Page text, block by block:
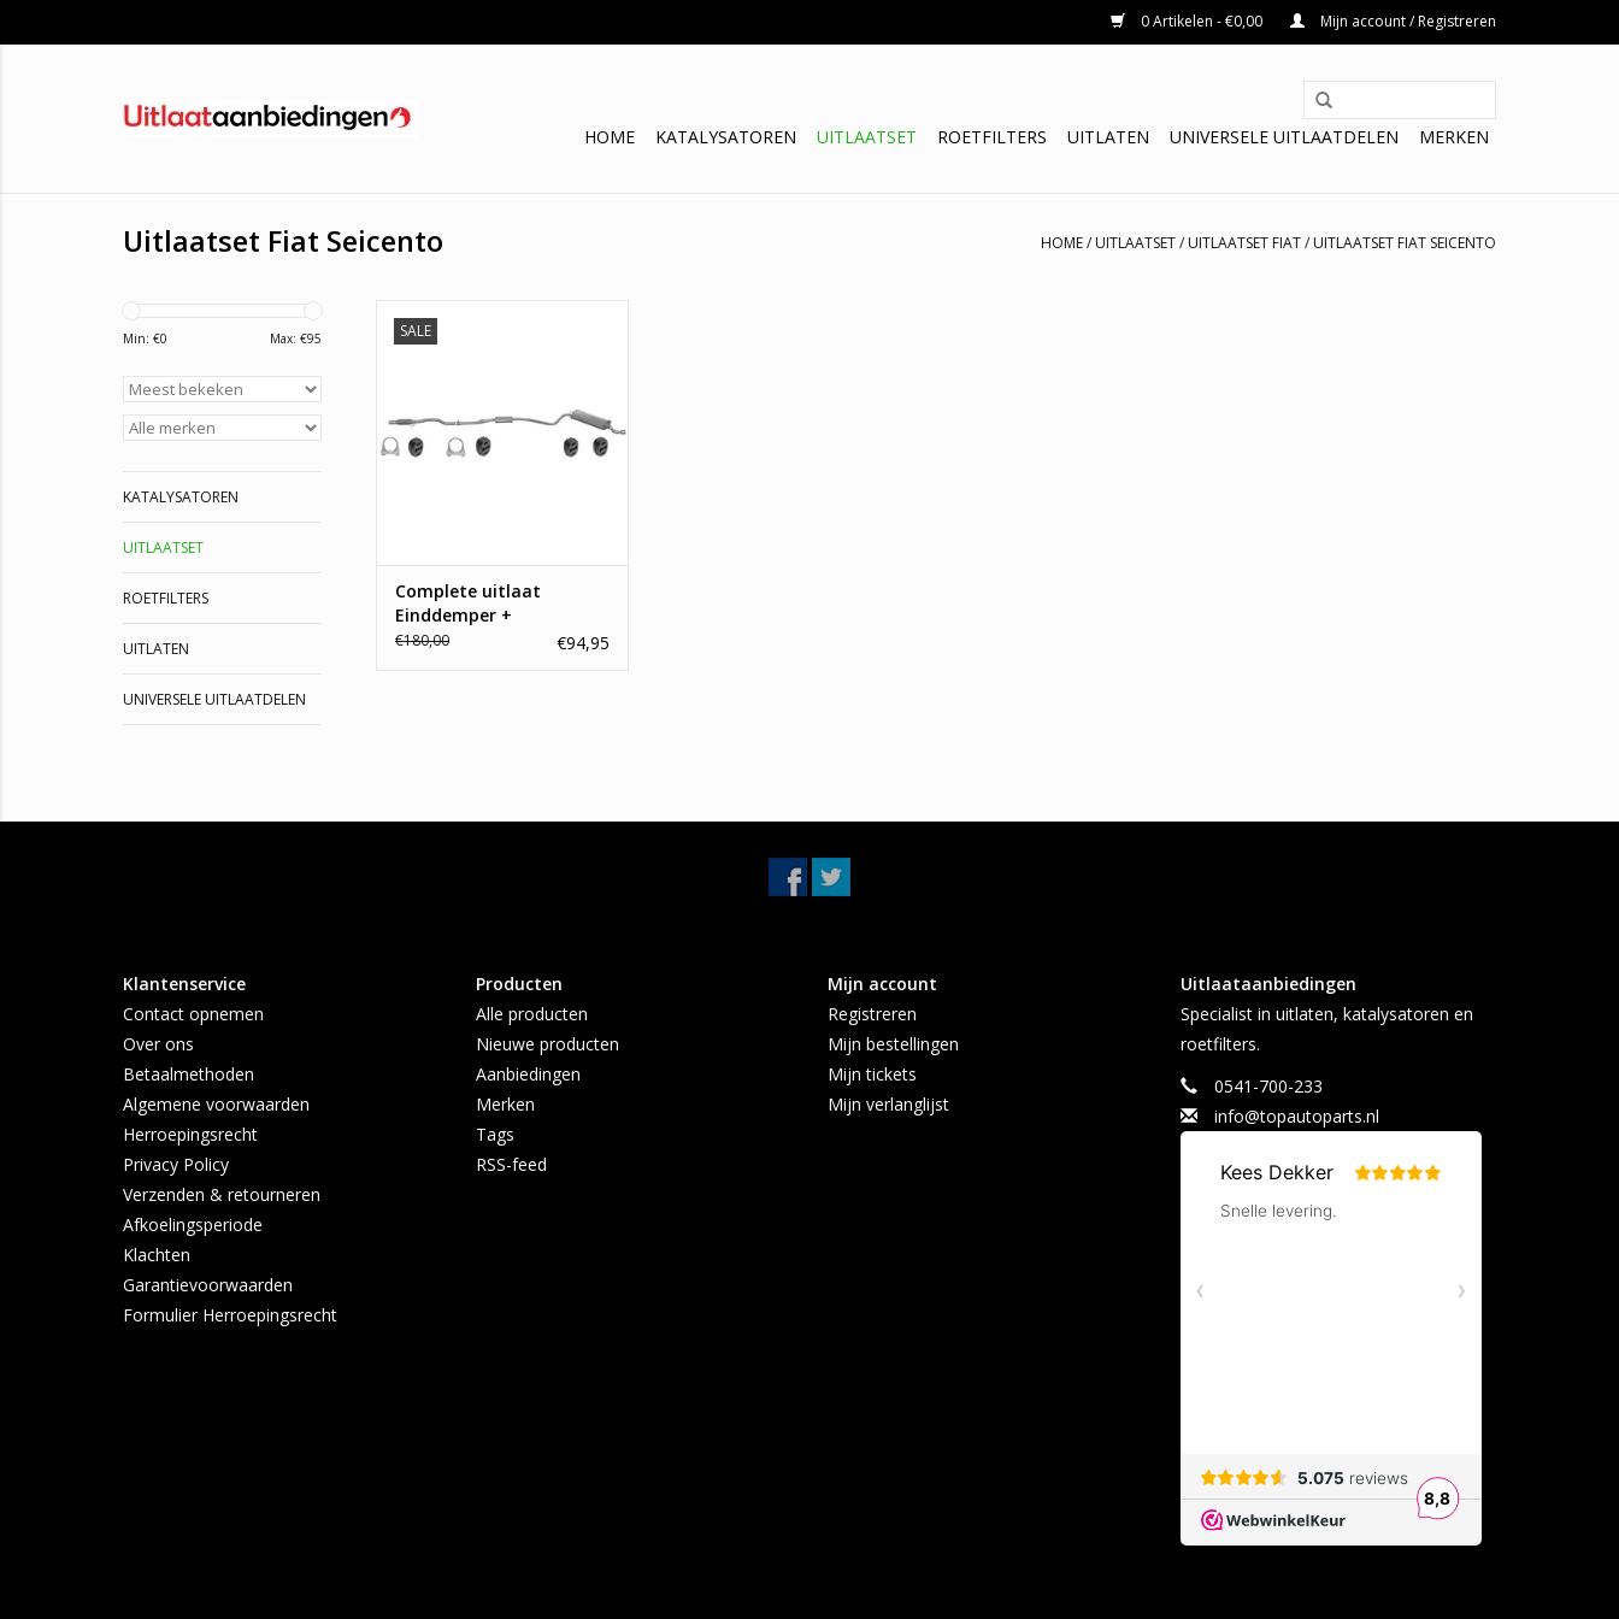
0 Artikelen - €0,00 Mijn account / Registreren
HOME KATALYSATOREN UITLAATSET ROETFILTERS UITLATEN UNIVERSELE UITLAATDELEN MERKEN
Uitlaatset Fiat Seicento HOME/ UITLAATSET/ UITLAATSET FIAT/ UITLAATSET FIAT SEICENTO
Min: €0 Max: €95
KATALYSATOREN
UITLAATSET
ROETFILTERS
UITLATEN
UNIVERSELE UITLAATDELEN
SALE
Goedkope uitlaat voor de Fiat
montagematerialen gratis.
TOEVOEGEN AAN WINKELWAGEN
Complete uitlaat
Einddemper +
middenpijp Fiat Seicento
€180,00 €94,95
Klantenservice
Contact opnemen
Over ons
Betaalmethoden
Algemene voorwaarden
Herroepingsrecht
Privacy Policy
Verzenden & retourneren
Afkoelingsperiode
Klachten
Garantievoorwaarden
Formulier Herroepingsrecht
Producten
Alle producten
Nieuwe producten
Aanbiedingen
Merken
Tags
RSS-feed
Mijn account
Registreren
Mijn bestellingen
Mijn tickets
Mijn verlanglijst
Uitlaataanbiedingen
Specialist in uitlaten, katalysatoren en
roetfilters.
0541-700-233
info@topautoparts.nl